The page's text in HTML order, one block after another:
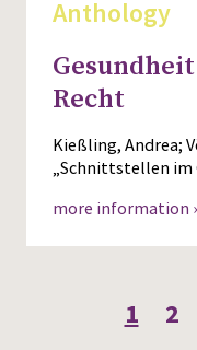
Anthology
Recht
Kießling, Andrea;
„Schnittstellen im
more information ›
1 2